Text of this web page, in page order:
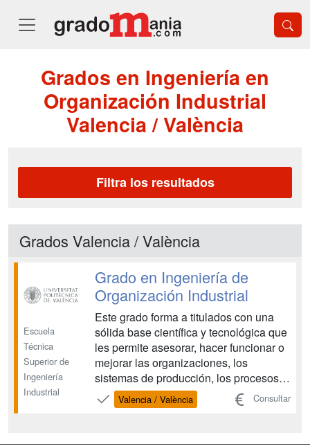
Grados en Ingeniería en
Organización Industrial
Valencia / València
Filtra los resultados
Grados Valencia / València
Escuela
Técnica
Superior de
Ingeniería
Industrial
Grado en Ingeniería de
Organización Industrial
Este grado forma a titulados con una
sólida base científica y tecnológica que
les permite asesorar, hacer funcionar o
mejorar las organizaciones, los
sistemas de producción, los procesos,
servicios o sistemas de información
para favorecer la ventaja competitiva de
Valencia / València Consultar